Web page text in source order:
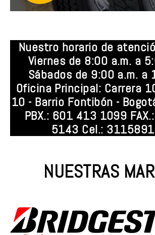
Nuestro horario de
Viernes de 8:00 a.m. a
Sábados de 9:00 a.m. a
Oficina Principal: Carrera
10 - Barrio Fontibón -
PBX.: 601 413 1099
5143 Cel.:
NUESTRAS